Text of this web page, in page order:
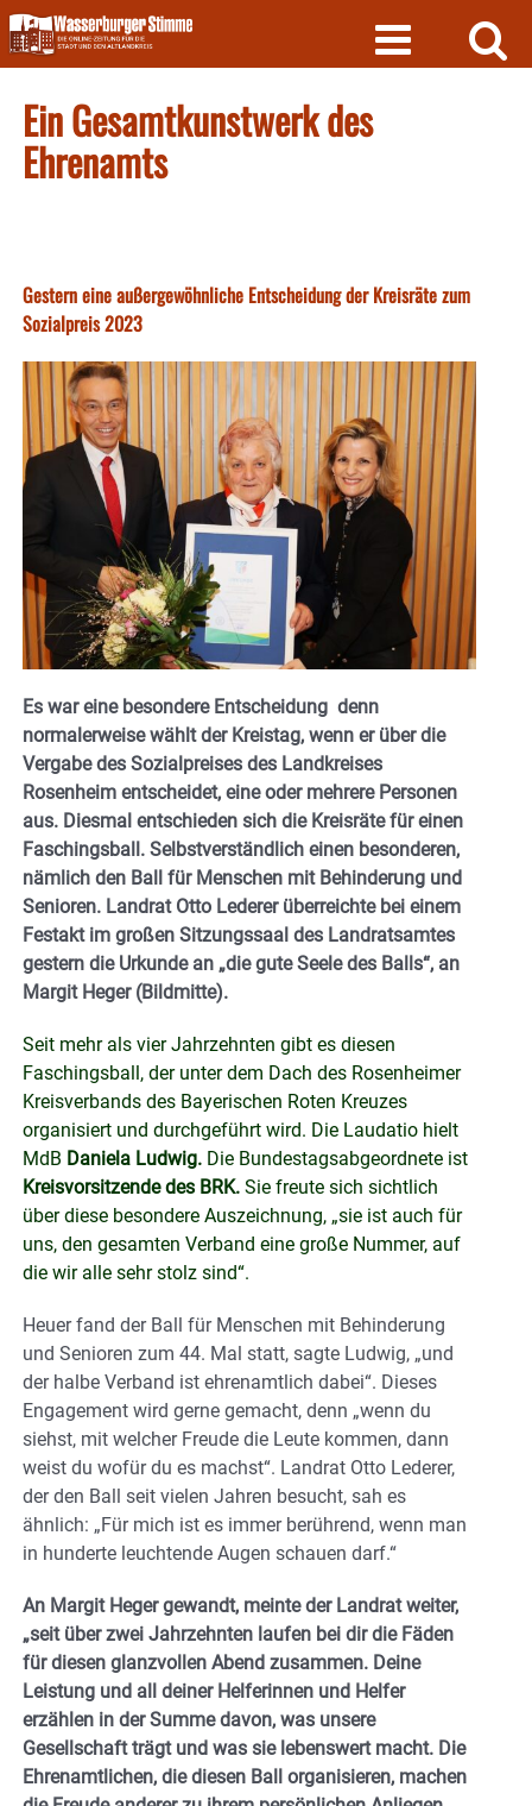
Skip
to
content
Ein Gesamtkunstwerk des
Ehrenamts
Gestern eine außergewöhnliche Entscheidung der Kreisräte zum
Sozialpreis 2023
Es war eine besondere Entscheidung denn
normalerweise wählt der Kreistag, wenn er über die
Vergabe des Sozialpreises des Landkreises
Rosenheim entscheidet, eine oder mehrere Personen
aus. Diesmal entschieden sich die Kreisräte für einen
Faschingsball. Selbstverständlich einen besonderen,
nämlich den Ball für Menschen mit Behinderung und
Senioren. Landrat Otto Lederer überreichte bei einem
Festakt im großen Sitzungssaal des Landratsamtes
gestern die Urkunde an „die gute Seele des Balls“, an
Margit Heger (Bildmitte).
Seit mehr als vier Jahrzehnten gibt es diesen
Faschingsball, der unter dem Dach des Rosenheimer
Kreisverbands des Bayerischen Roten Kreuzes
organisiert und durchgeführt wird. Die Laudatio hielt
MdB Daniela Ludwig. Die Bundestagsabgeordnete ist
Kreisvorsitzende des BRK. Sie freute sich sichtlich
über diese besondere Auszeichnung, „sie ist auch für
uns, den gesamten Verband eine große Nummer, auf
die wir alle sehr stolz sind“.
Heuer fand der Ball für Menschen mit Behinderung
und Senioren zum 44. Mal statt, sagte Ludwig, „und
der halbe Verband ist ehrenamtlich dabei“. Dieses
Engagement wird gerne gemacht, denn „wenn du
siehst, mit welcher Freude die Leute kommen, dann
weist du wofür du es machst“. Landrat Otto Lederer,
der den Ball seit vielen Jahren besucht, sah es
ähnlich: „Für mich ist es immer berührend, wenn man
in hunderte leuchtende Augen schauen darf.“
An Margit Heger gewandt, meinte der Landrat weiter,
„seit über zwei Jahrzehnten laufen bei dir die Fäden
für diesen glanzvollen Abend zusammen. Deine
Leistung und all deiner Helferinnen und Helfer
erzählen in der Summe davon, was unsere
Gesellschaft trägt und was sie lebenswert macht. Die
Ehrenamtlichen, die diesen Ball organisieren, machen